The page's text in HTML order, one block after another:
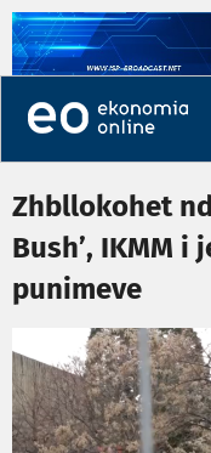
Zhbllokohet
Bush’, IKMM
punimeve